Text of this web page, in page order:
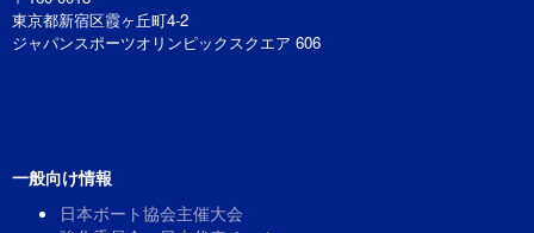
東京都新宿区霞ヶ丘町4-2
ジャパンスポーツオリンピックスクエア 606
一般向け情報
日本ボート協会主催大会